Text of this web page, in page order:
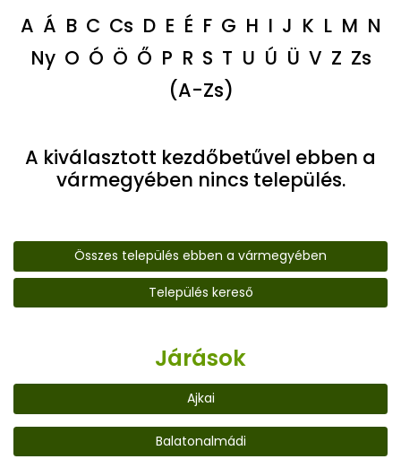
A Á B C Cs D E É F G H I J K L M N
Ny O Ó Ö Ő P R S T U Ú Ü V Z Zs
(A-Zs)
A kiválasztott kezdőbetűvel ebben a
vármegyében nincs település.
Összes település ebben a vármegyében
Település kereső
Járások
Ajkai
Balatonalmádi